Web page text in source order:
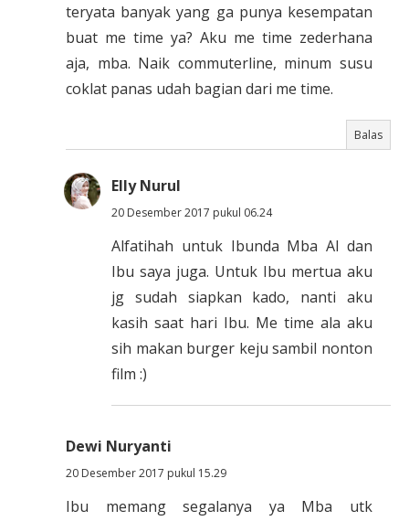
teryata banyak yang ga punya kesempatan
buat me time ya? Aku me time zederhana
aja, mba. Naik commuterline, minum susu
coklat panas udah bagian dari me time.
Balas
Elly Nurul
20 Desember 2017 pukul 06.24
Alfatihah untuk Ibunda Mba Al dan
Ibu saya juga. Untuk Ibu mertua aku
jg sudah siapkan kado, nanti aku
kasih saat hari Ibu. Me time ala aku
sih makan burger keju sambil nonton
film :)
Dewi Nuryanti
20 Desember 2017 pukul 15.29
Ibu memang segalanya ya Mba utk